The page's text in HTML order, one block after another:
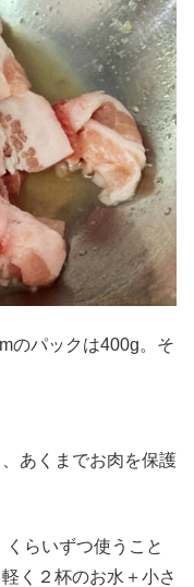
のパックは400g。そ
あくまでお肉を保護
らいずつ使うこと
く２杯のお水＋小さ